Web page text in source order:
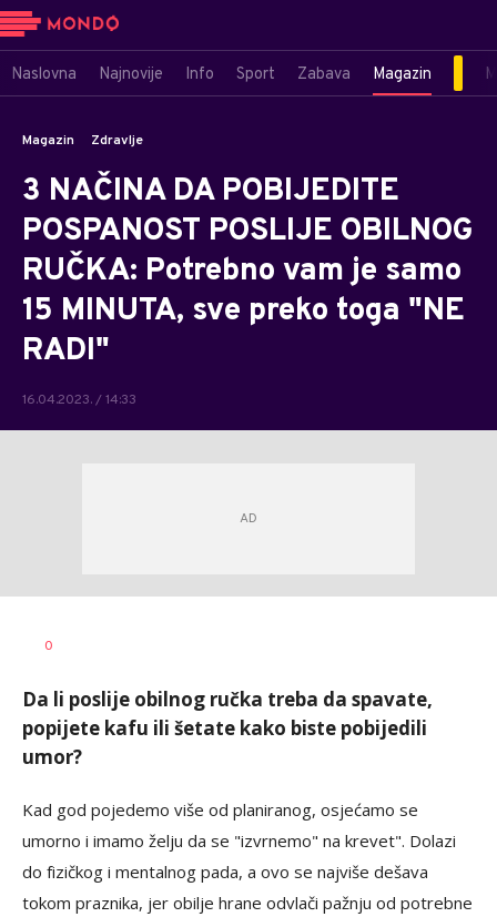
Naslovna Najnovije Info Sport Zabava Magazin
Magazin Zdravlje
3 NAČINA DA POBIJEDITE
POSPANOST POSLIJE OBILNOG
RUČKA: Potrebno vam je samo
15 MINUTA, sve preko toga "NE
RADI"
16.04.2023. / 14:33
AUTOR
0
Da li poslije obilnog ručka treba da spavate,
popijete kafu ili šetate kako biste pobijedili
umor?
Kad god pojedemo više od planiranog, osjećamo se
umorno i imamo želju da se "izvrnemo" na krevet". Dolazi
do fizičkog i mentalnog pada, a ovo se najviše dešava
tokom praznika, jer obilje hrane odvlači pažnju od potrebne